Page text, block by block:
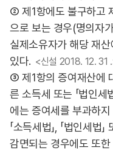
② 제1항에도 불구하고
으로 보는 경우(명의자
실제소유자가 해당 재
있다. <신설 2018. 12. 31
③ 제1항의 증여재산에
른 소득세 또는 「법인세
에는 증여세를 부과하
「소득세법」, 「법인세
감면되는 경우에도 또한